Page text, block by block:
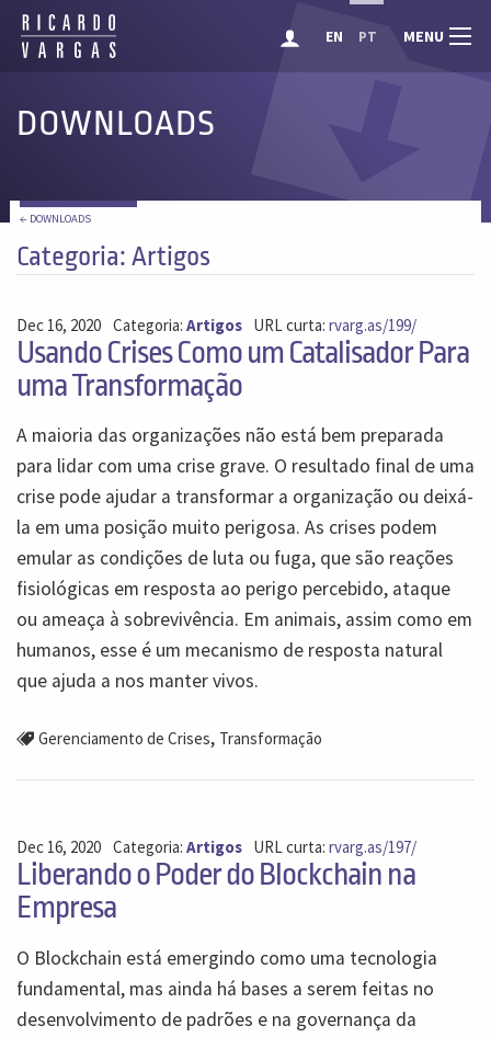
EN PT MENU
DOWNLOADS
← DOWNLOADS
Categoria: Artigos
Dec 16, 2020 Categoria: Artigos URL curta:rvarg.as/199/
Usando Crises Como um Catalisador Para
uma Transformação
A maioria das organizações não está bem preparada
para lidar com uma crise grave. O resultado final de uma
crise pode ajudar a transformar a organização ou deixá-
la em uma posição muito perigosa. As crises podem
emular as condições de luta ou fuga, que são reações
fisiológicas em resposta ao perigo percebido, ataque
ou ameaça à sobrevivência. Em animais, assim como em
humanos, esse é um mecanismo de resposta natural
que ajuda a nos manter vivos.
Gerenciamento de Crises, Transformação
Dec 16, 2020 Categoria: Artigos URL curta:rvarg.as/197/
Liberando o Poder do Blockchain na
Empresa
O Blockchain está emergindo como uma tecnologia
fundamental, mas ainda há bases a serem feitas no
desenvolvimento de padrões e na governança da